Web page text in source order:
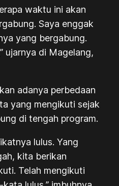
waktu ini akan
Saya enggak
yang bergabung.
ujarnya di Magelang,
adanya perbedaan
yang mengikuti sejak
di tengah program.
lulus. Yang
kita berikan
Telah mengikuti